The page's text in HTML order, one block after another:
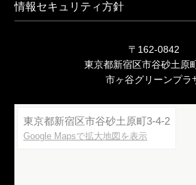
情報セキュリティ方針
〒162-0842
東京都新宿区市谷砂土原
市ヶ谷グリーンプラ
東京都新宿区市谷砂土原町3-4-2
Google Mapsで拡大地図を表示